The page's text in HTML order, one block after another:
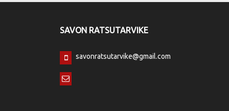
SAVON RATSUTARVIKE
savonratsutarvike@gmail.com